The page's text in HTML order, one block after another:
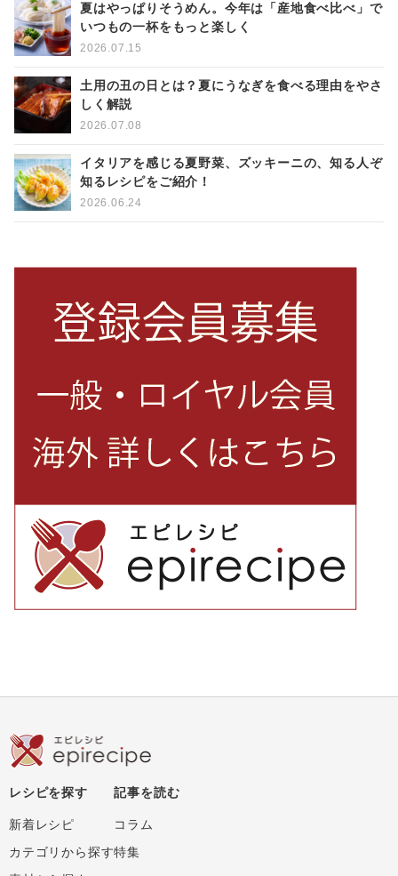
夏はやっぱりそうめん。今年は「産地食べ比べ」で
いつもの一杯をもっと楽しく
2026.07.15
土用の丑の日とは？夏にうなぎを食べる理由をやさ
しく解説
2026.07.08
イタリアを感じる夏野菜、ズッキーニの、知る人ぞ
知るレシピをご紹介！
2026.06.24
レシピを探す
新着レシピ
カテゴリから探す
記事を読む
コラム
特集